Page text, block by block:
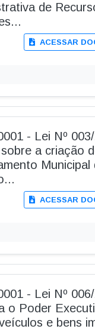
de
ACESSAR
- Lei Nº
a criação
Municipal
ACESSAR
- Lei Nº
o Poder
e bens